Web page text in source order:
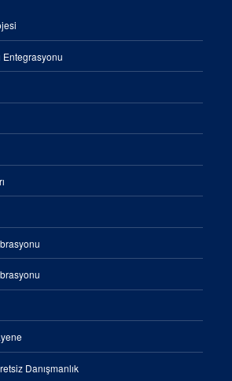
Entegrasyonu
Danışmanlık